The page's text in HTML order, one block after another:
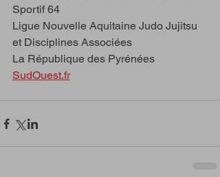
Sportif 64
Ligue Nouvelle Aquitaine Judo Jujitsu
et Disciplines Associées
La République des Pyrénées
SudOuest.fr